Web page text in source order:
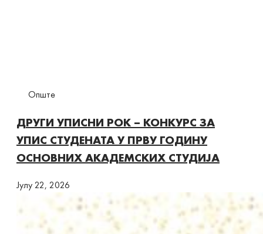
Опште
ДРУГИ УПИСНИ РОК – КОНКУРС ЗА
УПИС СТУДЕНАТА У ПРВУ ГОДИНУ
ОСНОВНИХ АКАДЕМСКИХ СТУДИЈА
Јулy 22, 2026